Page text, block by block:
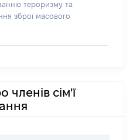
тероризму та
зброї масового
членів сім'ї